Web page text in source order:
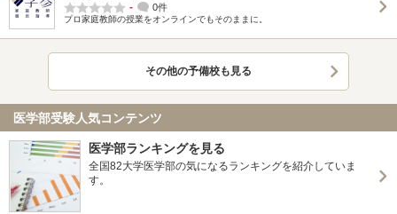
-
0件
プロ家庭教師の授業をオンラインでもそのままに。
その他の予備校も見る
医学部受験人気コンテンツ
医学部ランキングを見る
全国82大学医学部の気になるランキングを紹介していま
す。